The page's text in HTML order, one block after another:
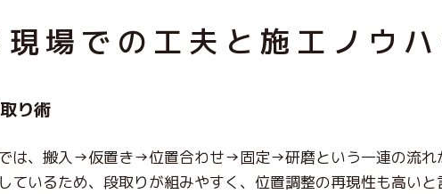
場での工夫と施工ノウハ
り術
は、搬入→仮置き→位置合わせ→固定→研磨という一連の流れ
ているため、段取りが組みやすく、位置調整の再現性も高いと